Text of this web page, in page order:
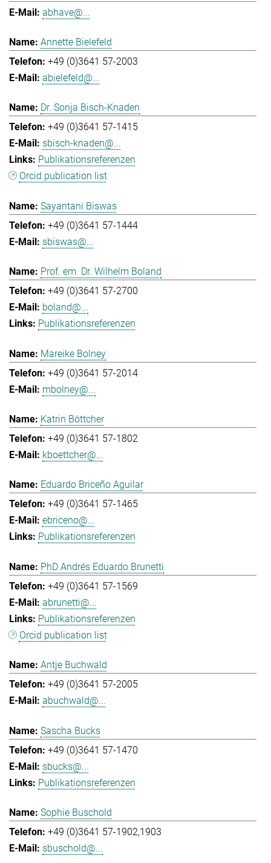
abhave@...
Annette Bielefeld
+49 (0)3641 57-2003
abielefeld@...
Dr. Sonja Bisch-Knaden
+49 (0)3641 57-1415
sbisch-knaden@...
Publikationsreferenzen
Orcid publication list
Sayantani Biswas
+49 (0)3641 57-1444
sbiswas@...
Prof. em. Dr. Wilhelm Boland
+49 (0)3641 57-2700
boland@...
Publikationsreferenzen
Mareike Bolney
+49 (0)3641 57-2014
mbolney@...
Katrin Böttcher
+49 (0)3641 57-1802
kboettcher@...
Eduardo Briceño Aguilar
+49 (0)3641 57-1465
ebriceno@...
Publikationsreferenzen
PhD Andrés Eduardo Brunetti
+49 (0)3641 57-1569
abrunetti@...
Publikationsreferenzen
Orcid publication list
Antje Buchwald
+49 (0)3641 57-2005
abuchwald@...
Sascha Bucks
+49 (0)3641 57-1470
sbucks@...
Publikationsreferenzen
Sophie Buschold
+49 (0)3641 57-1902,1903
sbuschold@...